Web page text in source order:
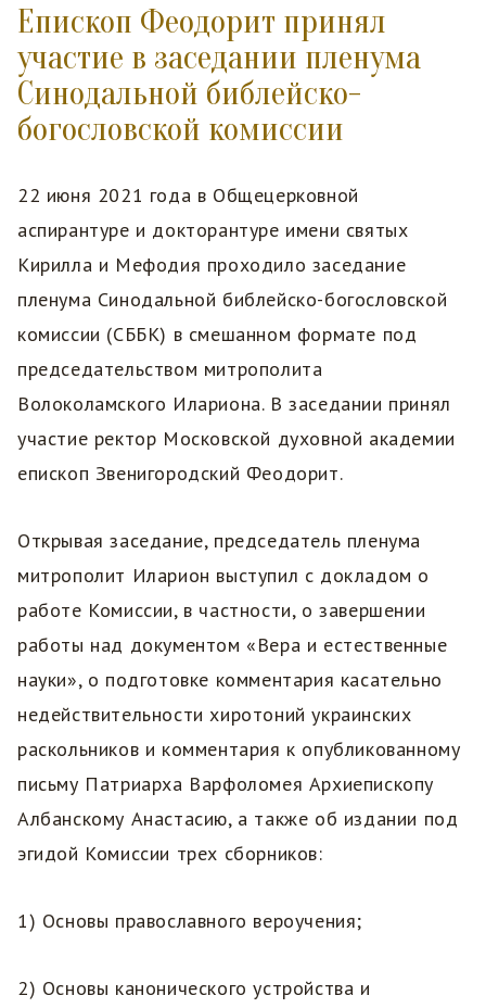
Епископ Феодорит принял
участие в заседании пленума
Синодальной библейско-
богословской комиссии
22 июня 2021 года в Общецерковной
аспирантуре и докторантуре имени святых
Кирилла и Мефодия проходило заседание
пленума Синодальной библейско-богословской
комиссии (СББК) в смешанном формате под
председательством митрополита
Волоколамского Илариона. В заседании принял
участие ректор Московской духовной академии
епископ Звенигородский Феодорит.
Открывая заседание, председатель пленума
митрополит Иларион выступил с докладом о
работе Комиссии, в частности, о завершении
работы над документом «Вера и естественные
науки», о подготовке комментария касательно
недействительности хиротоний украинских
раскольников и комментария к опубликованному
письму Патриарха Варфоломея Архиепископу
Албанскому Анастасию, а также об издании под
эгидой Комиссии трех сборников:
1) Основы православного вероучения;
2) Основы канонического устройства и